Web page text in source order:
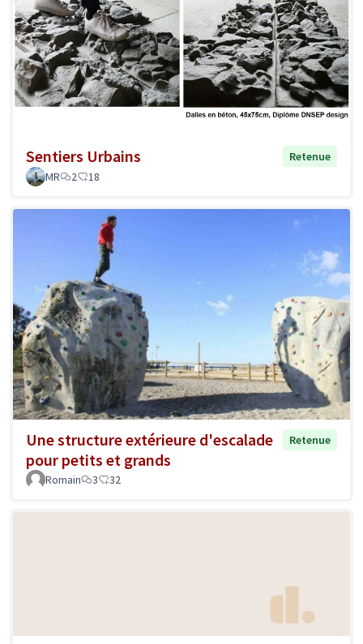
Sentiers Urbains
Retenue
MR
2 18
Une structure extérieure d'escalade
pour petits et grands
Retenue
Romain 3 32